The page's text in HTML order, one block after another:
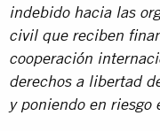
indebido hacia las
civil que reciben
cooperación
derechos a libertad
y poniendo en riesgo